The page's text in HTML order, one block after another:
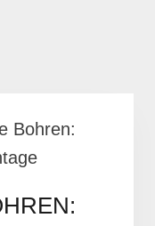
Bohren: